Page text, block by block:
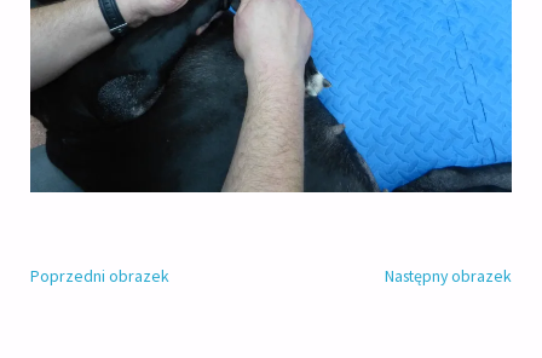
Poprzedni obrazek Następny obrazek